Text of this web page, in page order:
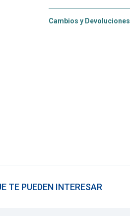
Cambios y Devoluciones
TE PUEDEN INTERESAR